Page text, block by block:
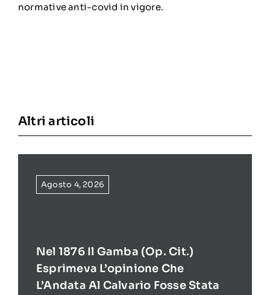
normative anti-covid in vigore.
Altri articoli
Agosto 4, 2026
Nel 1876 Il Gamba (op. Cit.)
Esprimeva L’opinione Che
L’Andata Al Calvario Fosse Stata